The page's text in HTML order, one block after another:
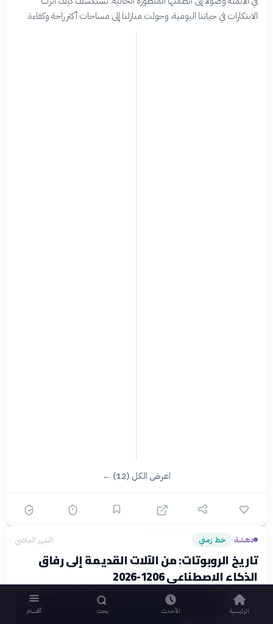
الابتكارات في حياتنا اليومية، وحولت منازلنا إلى مساحات أكثر راحة وكفاءة.
اعرض الكل (12) ←
دهشة› خط زمني الشهر الماضي
تاريخ الروبوتات: من الآلات القديمة إلى رفاق
الذكاء الاصطناعي 1206-2026
الرئيسية الأحدث بحث أقسام